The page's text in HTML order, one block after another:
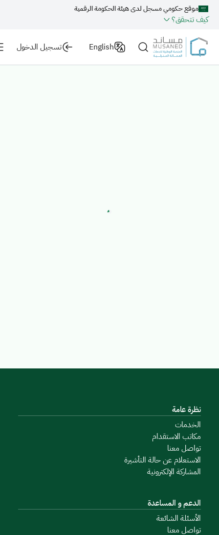
موقع حكومي مسجل لدى هيئة الحكومة الرقمية
كيف تتحقق؟
English تسجيل الدخول
نظرة عامة
الخدمات
مكاتب الاستقدام
تواصل معنا
الاستعلام عن حالة التأشيرة
المشاركة الإلكترونية
الدعم و المساعدة
الأسئلة الشائعة
تواصل معنا